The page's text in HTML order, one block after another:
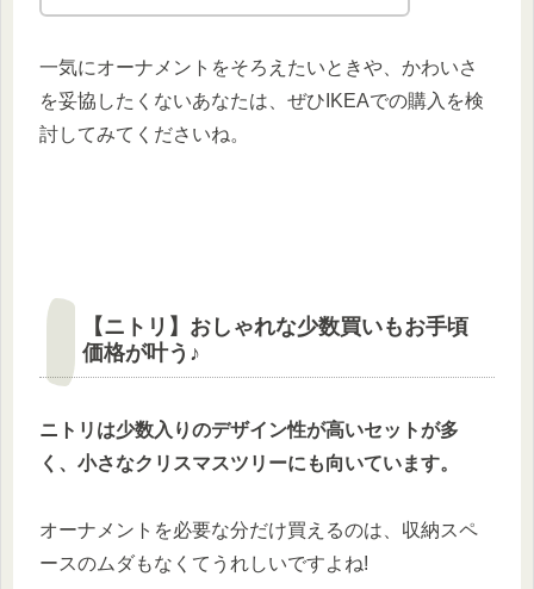
一気にオーナメントをそろえたいときや、かわいさ
を妥協したくないあなたは、ぜひIKEAでの購入を検
討してみてくださいね。
【ニトリ】おしゃれな少数買いもお手頃
価格が叶う♪
ニトリは少数入りのデザイン性が高いセットが多
く、小さなクリスマスツリーにも向いています。
オーナメントを必要な分だけ買えるのは、収納スペ
ースのムダもなくてうれしいですよね!